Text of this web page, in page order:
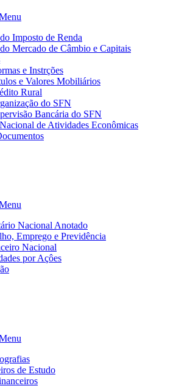
Imposto de Renda
Mercado de Câmbio e Capitais
e Instrções
e Valores Mobiliários
Rural
do SFN
Bancária do SFN
de Atividades Econômicas
Nacional Anotado
Emprego e Previdência
Nacional
por Açôes
de Estudo